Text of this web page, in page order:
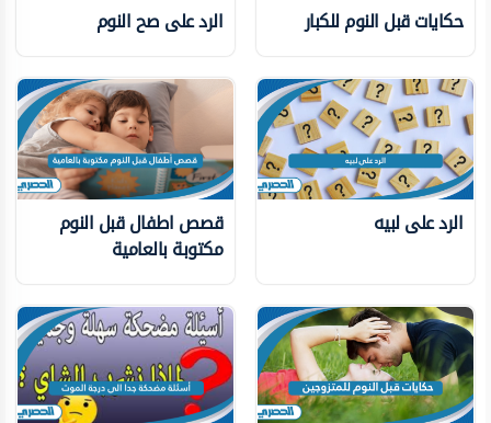
حكايات قبل النوم للكبار الرد على صح النوم
الرد على لبيه قصص اطفال قبل النوم
مكتوبة بالعامية